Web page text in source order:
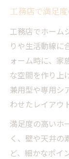
工務店で満足
工務店でホーム
りや生活動線に
ォーム時に、家
な空間を作り上
兼用型や専用シ
わせたレイアウ
満足度の高いホ
く、壁や天井の
ど、細かなポイ